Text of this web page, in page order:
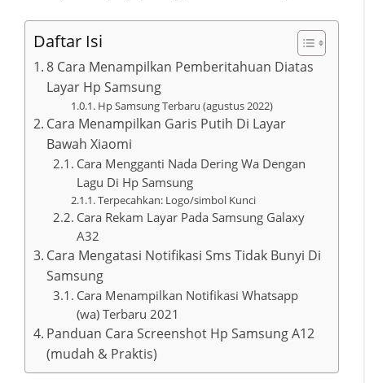
Daftar Isi
8 Cara Menampilkan Pemberitahuan Diatas
Layar Hp Samsung
Hp Samsung Terbaru (agustus 2022)
Cara Menampilkan Garis Putih Di Layar
Bawah Xiaomi
Cara Mengganti Nada Dering Wa Dengan
Lagu Di Hp Samsung
Terpecahkan: Logo/simbol Kunci
Cara Rekam Layar Pada Samsung Galaxy
A32
Cara Mengatasi Notifikasi Sms Tidak Bunyi Di
Samsung
Cara Menampilkan Notifikasi Whatsapp
(wa) Terbaru 2021
Panduan Cara Screenshot Hp Samsung A12
(mudah & Praktis)